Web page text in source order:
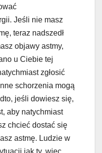
Jeśli nie masz
teraz nadszedł
objawy astmy,
u Ciebie tej
zgłosić
schorzenia mogą
jeśli dowiesz się,
aby natychmiast
chcieć dostać się
astmę. Ludzie w
jak ty, więc